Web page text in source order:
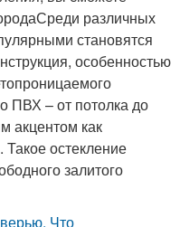
различных
становятся
особенностью
ПВХ – от потолка до
акцентом как
остекление
залитого